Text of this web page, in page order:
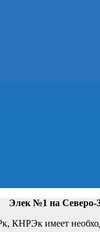
Элек №1 на Северо-
имеет